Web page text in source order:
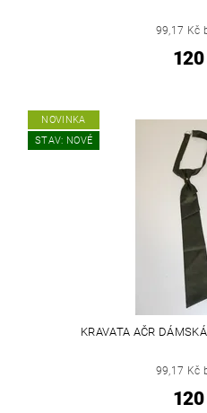
99,17 Kč
NOVINKA
STAV: NOVÉ
KRAVATA AČR
99,17 Kč